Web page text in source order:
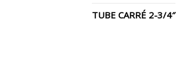
TUBE CARRÉ 2-3/4″